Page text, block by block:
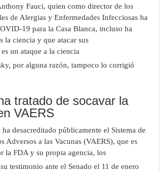
Fauci, quien como director de los
de Alergias y Enfermedades Infecciosas ha
19 para la Casa Blanca, incluso ha
la ciencia y que atacar sus
un ataque a la ciencia
por alguna razón, tampoco lo corrigió
tratado de socavar la
VAERS
desacreditado públicamente el Sistema de
Adversos a las Vacunas (VAERS), que es
la FDA y su propia agencia, los
testimonio ante el Senado el 11 de enero